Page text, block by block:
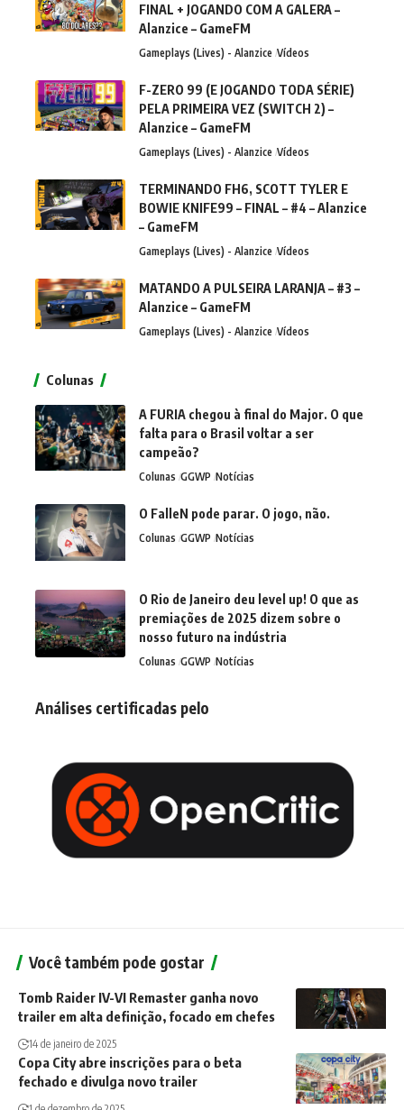
FINAL + JOGANDO COM A GALERA –
Alanzice – GameFM
Gameplays (Lives) - Alanzice Vídeos
F-ZERO 99 (E JOGANDO TODA SÉRIE)
PELA PRIMEIRA VEZ (SWITCH 2) –
Alanzice – GameFM
Gameplays (Lives) - Alanzice Vídeos
TERMINANDO FH6, SCOTT TYLER E
BOWIE KNIFE99 – FINAL – #4 – Alanzice
– GameFM
Gameplays (Lives) - Alanzice Vídeos
MATANDO A PULSEIRA LARANJA – #3 –
Alanzice – GameFM
Gameplays (Lives) - Alanzice Vídeos
Colunas
A FURIA chegou à final do Major. O que
falta para o Brasil voltar a ser
campeão?
Colunas GGWP Notícias
O FalleN pode parar. O jogo, não.
Colunas GGWP Notícias
O Rio de Janeiro deu level up! O que as
premiações de 2025 dizem sobre o
nosso futuro na indústria
Colunas GGWP Notícias
Análises certificadas pelo
Você também pode gostar
Tomb Raider IV-VI Remaster ganha novo
trailer em alta definição, focado em chefes
14 de janeiro de 2025
Copa City abre inscrições para o beta
fechado e divulga novo trailer